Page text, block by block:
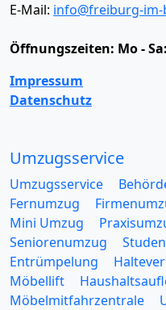
E-Mail: info@freiburg-
Öffnungszeiten: Mo -
Impressum
Datenschutz
Umzugsservice
Umzugsservice
Fernumzug
Mini Umzug
Seniorenumzug
Entrümpelung
Möbellift
Möbelmitfahrzentrale